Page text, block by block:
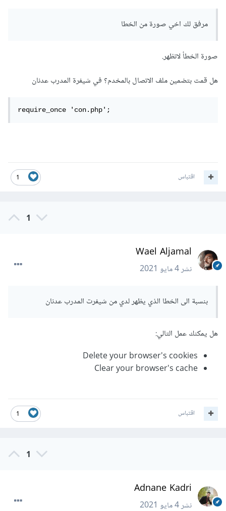
مرفق لك اخي صورة من الخطا
صورة الخطأ لاتظهر.
هل قمت بتضمين ملف الاتصال بالمخدم؟ في شيفرة المدرب عدنان
require_once 'con.php';
1 اقتباس
1
Wael Aljamal
نشر4 مايو 2021
بنسبة الى الخطا الذي يظهر لدي من شيفرت المدرب عدنان
هل يمكنك عمل التالي:
Delete your browser's cookies
Clear your browser's cache
1 اقتباس
1
Adnane Kadri
نشر4 مايو 2021